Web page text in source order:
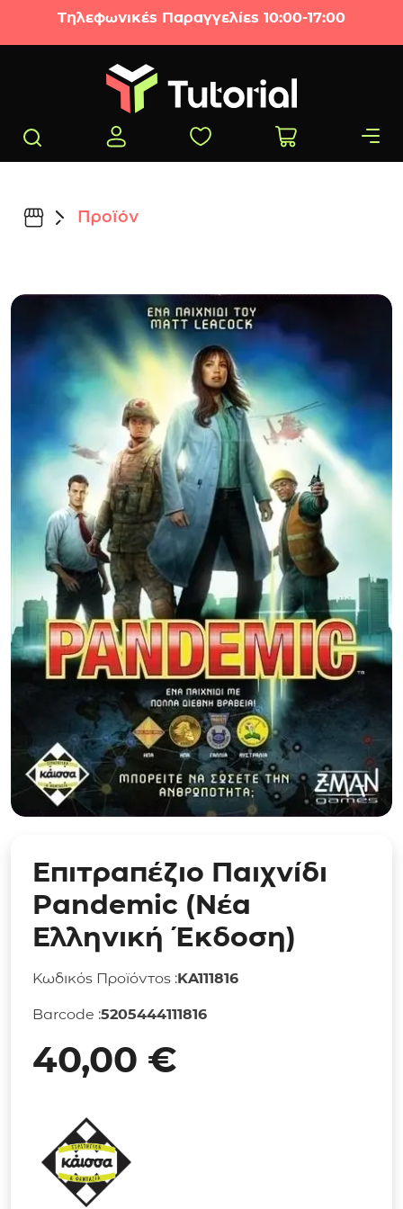
Μετάβαση στο περιεχόμενο
Τηλεφωνικές Παραγγελίες 10:00-17:00
Προϊόν
Επιτραπέζιο Παιχνίδι
Pandemic (Νέα
Ελληνική Έκδοση)
Κωδικός Προϊόντος :KA111816
Barcode :5205444111816
40,00 €